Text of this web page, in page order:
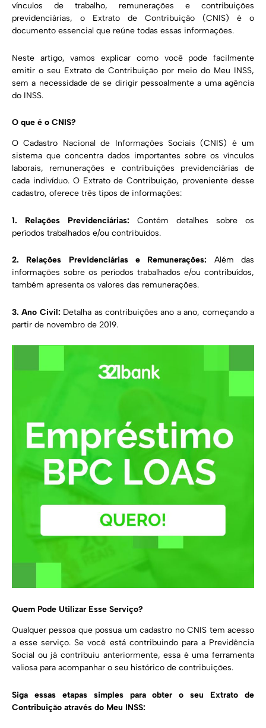
vínculos de trabalho, remunerações e contribuições
previdenciárias, o Extrato de Contribuição (CNIS) é o
documento essencial que reúne todas essas informações.
Neste artigo, vamos explicar como você pode facilmente
emitir o seu Extrato de Contribuição por meio do Meu INSS,
sem a necessidade de se dirigir pessoalmente a uma agência
do INSS.
O que é o CNIS?
O Cadastro Nacional de Informações Sociais (CNIS) é um
sistema que concentra dados importantes sobre os vínculos
laborais, remunerações e contribuições previdenciárias de
cada indivíduo. O Extrato de Contribuição, proveniente desse
cadastro, oferece três tipos de informações:
1. Relações Previdenciárias: Contém detalhes sobre os
períodos trabalhados e/ou contribuídos.
2. Relações Previdenciárias e Remunerações: Além das
informações sobre os períodos trabalhados e/ou contribuídos,
também apresenta os valores das remunerações.
3. Ano Civil: Detalha as contribuições ano a ano, começando a
partir de novembro de 2019.
Quem Pode Utilizar Esse Serviço?
Qualquer pessoa que possua um cadastro no CNIS tem acesso
a esse serviço. Se você está contribuindo para a Previdência
Social ou já contribuiu anteriormente, essa é uma ferramenta
valiosa para acompanhar o seu histórico de contribuições.
Siga essas etapas simples para obter o seu Extrato de
Contribuição através do Meu INSS: